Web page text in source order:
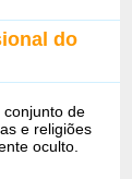
do
de
e religiões
oculto.